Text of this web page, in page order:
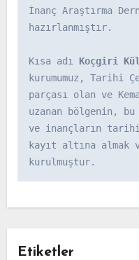
İnanç Araştırma
hazırlanmıştır.
Kısa adı Koçgiri
kurumumuz, Tarihi
parçası olan ve
uzanan bölgenin,
ve inançların
kayıt altına almak
kurulmuştur.
Etiketler